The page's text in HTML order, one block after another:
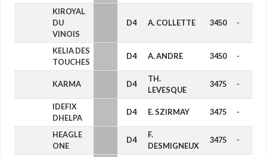
KIROYAL
DU
VINOIS
D4 A. COLLETTE 3450 -
KELIA DES
TOUCHES
D4 A. ANDRE 3450 -
KARMA D4
TH.
LEVESQUE
3475 -
IDEFIX
DHELPA
D4 E. SZIRMAY 3475 -
HEAGLE
ONE
D4
F.
DESMIGNEUX
3475 -